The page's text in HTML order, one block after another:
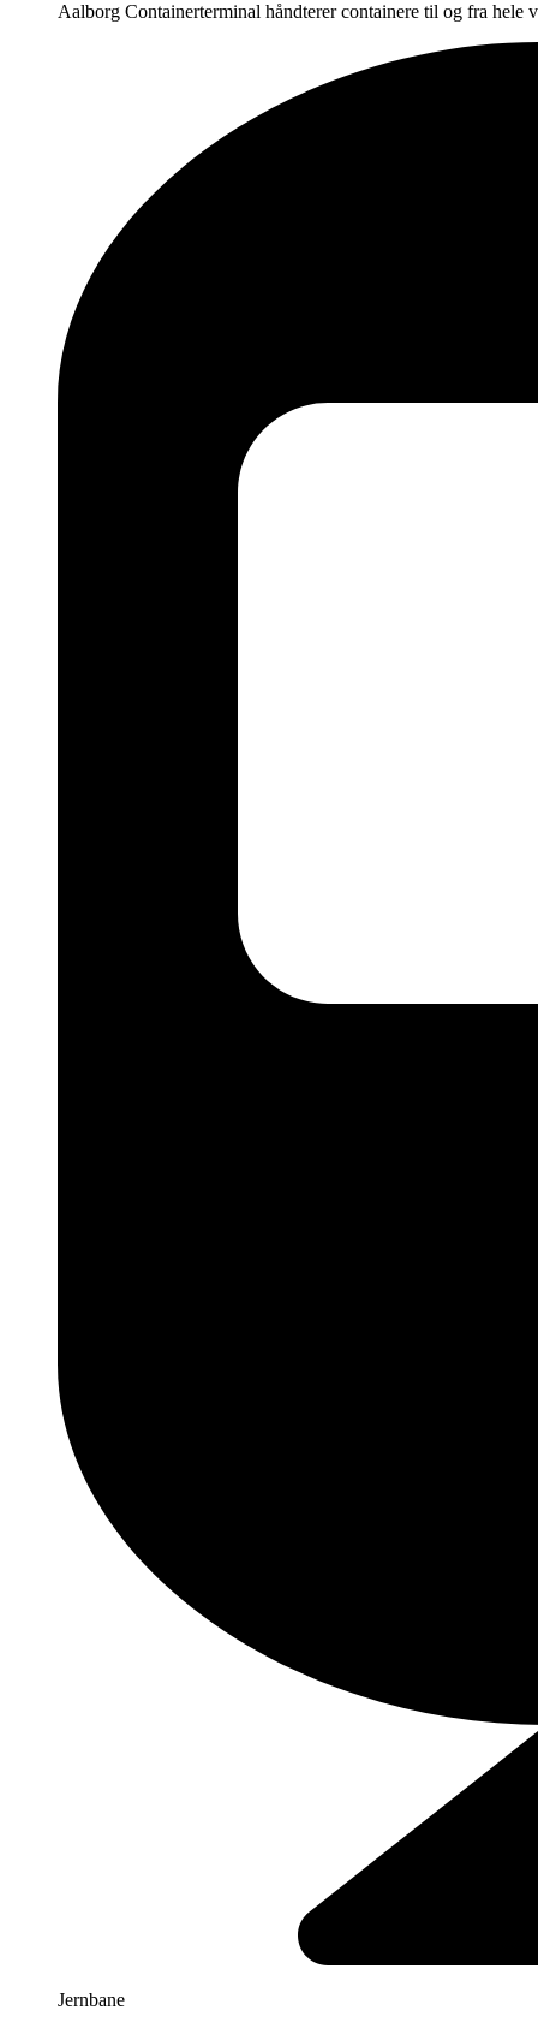
Aalborg Containerterminal håndterer containere til og fra hele
Jernbane